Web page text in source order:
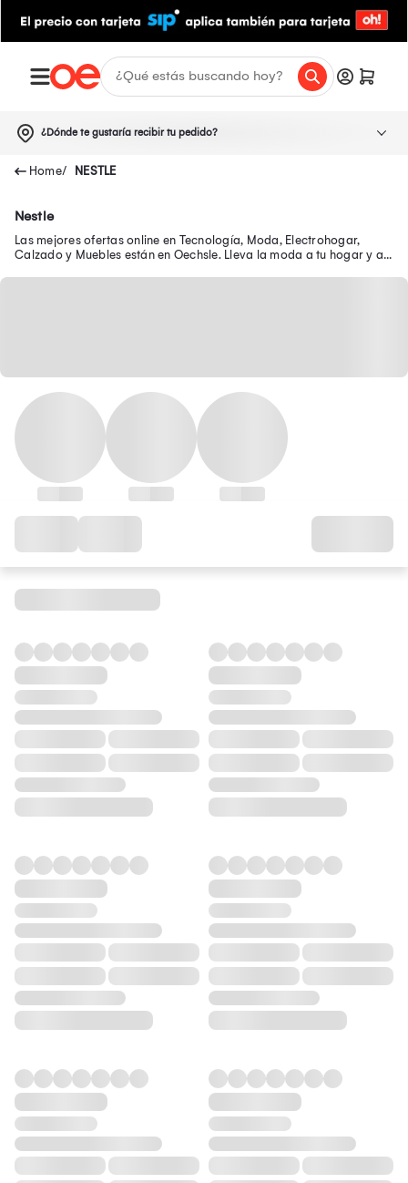
¿Dónde te gustaría recibir tu pedido?
NESTLE
Nestle
Las mejores ofertas online en Tecnología, Moda, Electrohogar,
Calzado y Muebles están en Oechsle. Lleva la moda a tu hogar y a